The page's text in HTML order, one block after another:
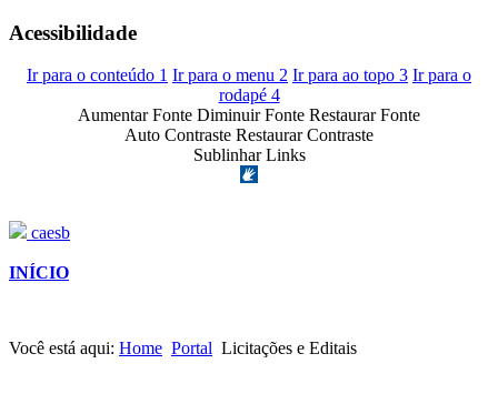
Acessibilidade
Ir para o conteúdo 1 Ir para o menu 2 Ir para ao topo 3 Ir para o
rodapé 4
Aumentar Fonte Diminuir Fonte Restaurar Fonte
Auto Contraste Restaurar Contraste
Sublinhar Links
caesb
INÍCIO
Você está aqui: Home Portal Licitações e Editais